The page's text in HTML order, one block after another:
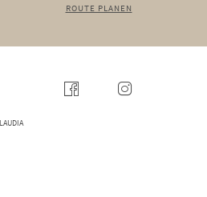
ROUTE PLANEN